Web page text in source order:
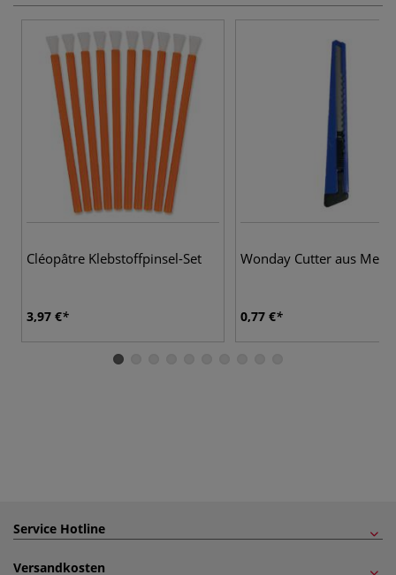
Cléopâtre Klebstoffpinsel-Set
3,97 €
Wonday Cutter aus
0,77 €
Service Hotline
Versandkosten